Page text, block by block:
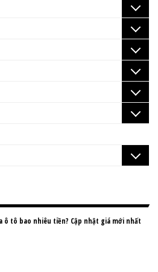
ô tô bao nhiêu tiền? Cập nhật giá mới nhất